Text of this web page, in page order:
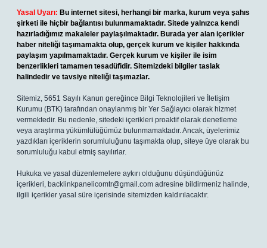
Yasal Uyarı: Bu internet sitesi, herhangi bir marka, kurum veya şahıs
şirketi ile hiçbir bağlantısı bulunmamaktadır. Sitede yalnızca kendi
hazırladığımız makaleler paylaşılmaktadır. Burada yer alan içerikler
haber niteliği taşımamakta olup, gerçek kurum ve kişiler hakkında
paylaşım yapılmamaktadır. Gerçek kurum ve kişiler ile isim
benzerlikleri tamamen tesadüfidir. Sitemizdeki bilgiler taslak
halindedir ve tavsiye niteliği taşımazlar.
Sitemiz, 5651 Sayılı Kanun gereğince Bilgi Teknolojileri ve İletişim
Kurumu (BTK) tarafından onaylanmış bir Yer Sağlayıcı olarak hizmet
vermektedir. Bu nedenle, sitedeki içerikleri proaktif olarak denetleme
veya araştırma yükümlülüğümüz bulunmamaktadır. Ancak, üyelerimiz
yazdıkları içeriklerin sorumluluğunu taşımakta olup, siteye üye olarak bu
sorumluluğu kabul etmiş sayılırlar.
Hukuka ve yasal düzenlemelere aykırı olduğunu düşündüğünüz
içerikleri, backlinkpanelicomtr@gmail.com adresine bildirmeniz halinde,
ilgili içerikler yasal süre içerisinde sitemizden kaldırılacaktır.